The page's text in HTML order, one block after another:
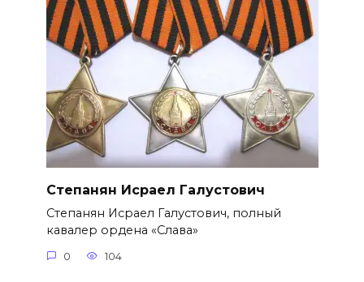
Степанян Исраел Галустович
Степанян Исраел Галустович, полный
кавалер ордена «Слава»
0 104